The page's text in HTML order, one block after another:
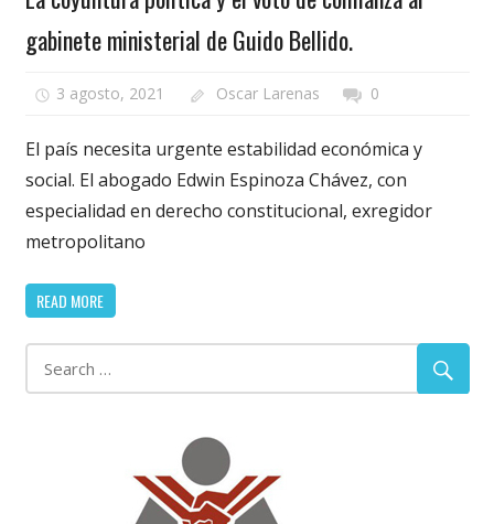
gabinete ministerial de Guido Bellido.
3 agosto, 2021 Oscar Larenas 0
El país necesita urgente estabilidad económica y
social. El abogado Edwin Espinoza Chávez, con
especialidad en derecho constitucional, exregidor
metropolitano
READ MORE